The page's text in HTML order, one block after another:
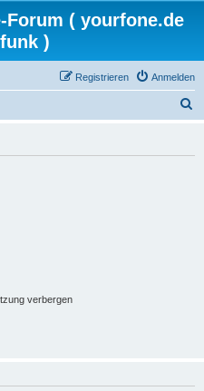
( yourfone.de
)
Anmelden
Registrieren
verbergen